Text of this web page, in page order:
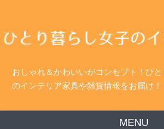
おしゃれ＆かわいいがコンセプト！ひ
のインテリア家具や雑貨情報をお届け！
MENU